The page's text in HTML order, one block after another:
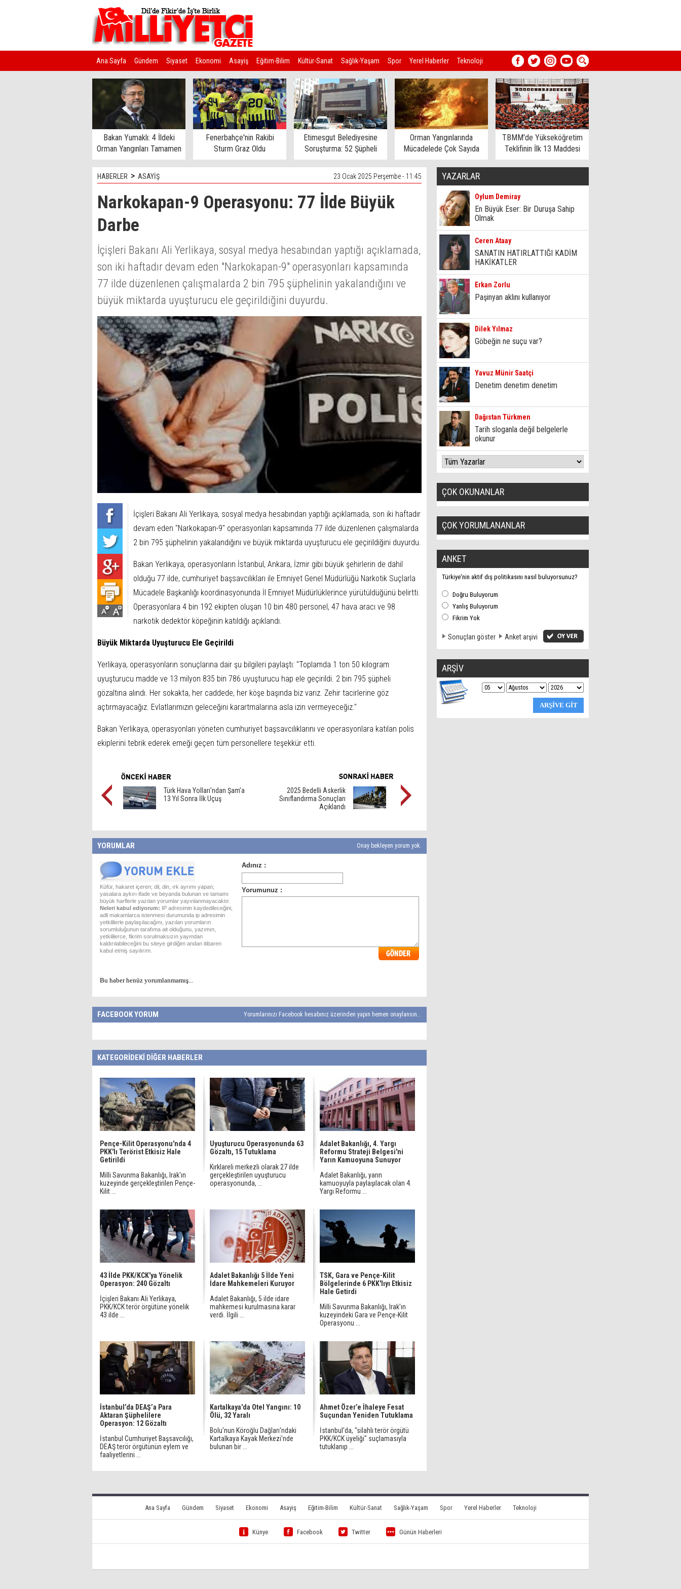
Ana Sayfa Gündem Siyaset Ekonomi Asayiş Eğitim-Bilim Kültür-Sanat Sağlık-Yaşam Spor Yerel Haberler Teknoloji
Kim Kimdir?
Bakan Yumaklı: 4 İldeki
Orman Yangınları Tamamen
Kontrol Altında
Fenerbahçe'nin Rakibi
Sturm Graz Oldu
Etimesgut Belediyesine
Soruşturma: 52 Şüpheli
Gözaltına Alındı
Orman Yangınlarında
Mücadelede Çok Sayıda
Ev Tahliye Edildi
TBMM'de Yükseköğretim
Teklifinin İlk 13 Maddesi
Kabul Edildi
HABERLER > ASAYİŞ 23 Ocak 2025 Perşembe - 11:45
Narkokapan-9 Operasyonu: 77 İlde Büyük
Darbe
İçişleri Bakanı Ali Yerlikaya, sosyal medya hesabından yaptığı açıklamada,
son iki haftadır devam eden "Narkokapan-9" operasyonları kapsamında
77 ilde düzenlenen çalışmalarda 2 bin 795 şüphelinin yakalandığını ve
büyük miktarda uyuşturucu ele geçirildiğini duyurdu.
İçişleri Bakanı Ali Yerlikaya, sosyal medya hesabından yaptığı açıklamada, son iki haftadır
devam eden "Narkokapan-9" operasyonları kapsamında 77 ilde düzenlenen çalışmalarda
2 bin 795 şüphelinin yakalandığını ve büyük miktarda uyuşturucu ele geçirildiğini duyurdu.
Bakan Yerlikaya, operasyonların İstanbul, Ankara, İzmir gibi büyük şehirlerin de dahil
olduğu 77 ilde, cumhuriyet başsavcılıkları ile Emniyet Genel Müdürlüğü Narkotik Suçlarla
Mücadele Başkanlığı koordinasyonunda İl Emniyet Müdürlüklerince yürütüldüğünü belirtti.
Operasyonlara 4 bin 192 ekipten oluşan 10 bin 480 personel, 47 hava aracı ve 98
narkotik dedektör köpeğinin katıldığı açıklandı.
Büyük Miktarda Uyuşturucu Ele Geçirildi
Yerlikaya, operasyonların sonuçlarına dair şu bilgileri paylaştı: "Toplamda 1 ton 50 kilogram
uyuşturucu madde ve 13 milyon 835 bin 786 uyuşturucu hap ele geçirildi. 2 bin 795 şüpheli
gözaltına alındı. Her sokakta, her caddede, her köşe başında biz varız. Zehir tacirlerine göz
açtırmayacağız. Evlatlarımızın geleceğini karartmalarına asla izin vermeyeceğiz."
Bakan Yerlikaya, operasyonları yöneten cumhuriyet başsavcılıklarını ve operasyonlara katılan polis
ekiplerini tebrik ederek emeği geçen tüm personellere teşekkür etti.
Türk Hava Yolları'ndan Şam’a
13 Yıl Sonra İlk Uçuş
2025 Bedelli Askerlik
Sınıflandırma Sonuçları
Açıklandı
YORUMLAR Onay bekleyen yorum yok.
Küfür, hakaret içeren; dil, din, ırk ayrımı yapan;
yasalara aykırı ifade ve beyanda bulunan ve tamamı
büyük harflerle yazılan yorumlar yayınlanmayacaktır.
Neleri kabul ediyorum: IP adresimin kaydedileceğini,
adli makamlarca istenmesi durumunda ip adresimin
yetkililerle paylaşılacağını, yazılan yorumların
sorumluluğunun tarafıma ait olduğunu, yazımın,
yetkililerce, fikrim sorulmaksızın yayından
kaldırılabileceğini bu siteye girdiğim andan itibaren
kabul etmiş sayılırım.
Bu haber henüz yorumlanmamış...
FACEBOOK YORUM Yorumlarınızı Facebook hesabınız üzerinden yapın hemen onaylansın...
KATEGORİDEKİ DİĞER HABERLER
Pençe-Kilit Operasyonu'nda 4
PKK'lı Terörist Etkisiz Hale
Getirildi
Milli Savunma Bakanlığı, Irak'ın
kuzeyinde gerçekleştirilen Pençe-
Kilit ...
Uyuşturucu Operasyonunda 63
Gözaltı, 15 Tutuklama
Kırklareli merkezli olarak 27 ilde
gerçekleştirilen uyuşturucu
operasyonunda, ...
Adalet Bakanlığı, 4. Yargı
Reformu Strateji Belgesi'ni
Yarın Kamuoyuna Sunuyor
Adalet Bakanlığı, yarın
kamuoyuyla paylaşılacak olan 4.
Yargı Reformu ...
43 İlde PKK/KCK'ya Yönelik
Operasyon: 240 Gözaltı
İçişleri Bakanı Ali Yerlikaya,
PKK/KCK terör örgütüne yönelik
43 ilde ...
Adalet Bakanlığı 5 İlde Yeni
İdare Mahkemeleri Kuruyor
Adalet Bakanlığı, 5 ilde idare
mahkemesi kurulmasına karar
verdi. İlgili ...
TSK, Gara ve Pençe-Kilit
Bölgelerinde 6 PKK'lıyı Etkisiz
Hale Getirdi
Milli Savunma Bakanlığı, Irak'ın
kuzeyindeki Gara ve Pençe-Kilit
Operasyonu ...
İstanbul’da DEAŞ’a Para
Aktaran Şüphelilere
Operasyon: 12 Gözaltı
İstanbul Cumhuriyet Başsavcılığı,
DEAŞ terör örgütünün eylem ve
faaliyetlerini ...
Kartalkaya'da Otel Yangını: 10
Ölü, 32 Yaralı
Bolu'nun Köroğlu Dağları'ndaki
Kartalkaya Kayak Merkezi'nde
bulunan bir ...
Ahmet Özer’e İhaleye Fesat
Suçundan Yeniden Tutuklama
İstanbul'da, "silahlı terör örgütü
PKK/KCK üyeliği" suçlamasıyla
tutuklanıp ...
YAZARLAR
Oylum Demiray
En Büyük Eser: Bir Duruşa Sahip
Olmak
Ceren Ataay
SANATIN HATIRLATTIĞI KADİM
HAKİKATLER
Erkan Zorlu
Paşinyan aklını kullanıyor
Dilek Yılmaz
Göbeğin ne suçu var?
Yavuz Münir Saatçi
Denetim denetim denetim
Dağıstan Türkmen
Tarih sloganla değil belgelerle
okunur
ÇOK OKUNANLAR
ÇOK YORUMLANANLAR
ANKET
Türkiye'nin aktif dış politikasını nasıl buluyorsunuz?
Doğru Buluyorum
Yanlış Buluyorum
Fikrim Yok
Sonuçları göster Anket arşivi
ARŞİV
Ana Sayfa Gündem Siyaset Ekonomi Asayiş Eğitim-Bilim Kültür-Sanat Sağlık-Yaşam Spor Yerel Haberler Teknoloji
Künye Facebook Twitter Günün Haberleri